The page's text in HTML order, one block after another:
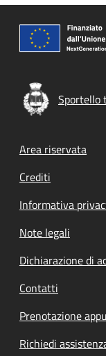
Sportello
Footer
Area riservata
Crediti
Informativa
Note legali
Dichiarazione di
Contatti
Prenotazione
Richiedi